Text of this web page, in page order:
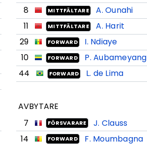
8
MITTFÄLTARE A. Ounahi
11 MITTFÄLTARE
A. Harit
29
FORWARD I. Ndiaye
10 FORWARD
P. Aubameyang
44
FORWARD L. de Lima
AVBYTARE
7
FÖRSVARARE J. Clauss
14 FORWARD F. Moumbagna